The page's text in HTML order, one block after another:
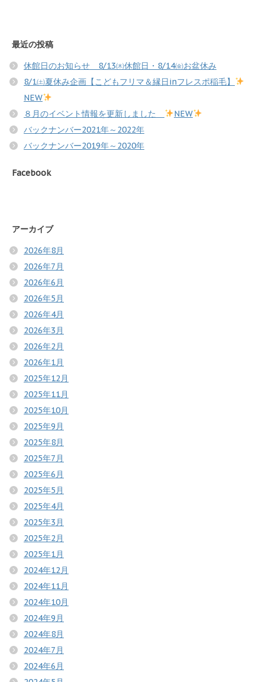
最近の投稿
休館日のお知らせ 8/13㈭休館日・8/14㈮お盆休み
8/1㈯夏休み企画【こどもフリマ＆縁日inフレスポ稲毛】
NEW
８月のイベント情報を更新しました
NEW
バックナンバー2021年～2022年
バックナンバー2019年～2020年
Facebook
アーカイブ
2026年8月
2026年7月
2026年6月
2026年5月
2026年4月
2026年3月
2026年2月
2026年1月
2025年12月
2025年11月
2025年10月
2025年9月
2025年8月
2025年7月
2025年6月
2025年5月
2025年4月
2025年3月
2025年2月
2025年1月
2024年12月
2024年11月
2024年10月
2024年9月
2024年8月
2024年7月
2024年6月